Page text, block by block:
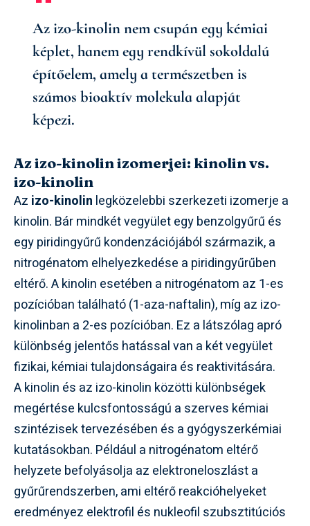
Az izo-kinolin nem csupán egy kémiai
képlet, hanem egy rendkívül sokoldalú
építőelem, amely a természetben is
számos bioaktív molekula alapját
képezi.
Az izo-kinolin izomerjei: kinolin vs.
izo-kinolin
Az izo-kinolin legközelebbi szerkezeti izomerje a
kinolin. Bár mindkét vegyület egy benzolgyűrű és
egy piridingyűrű kondenzációjából származik, a
nitrogénatom elhelyezkedése a piridingyűrűben
eltérő. A kinolin esetében a nitrogénatom az 1-es
pozícióban található (1-aza-naftalin), míg az izo-
kinolinban a 2-es pozícióban. Ez a látszólag apró
különbség jelentős hatással van a két vegyület
fizikai, kémiai tulajdonságaira és reaktivitására.
A kinolin és az izo-kinolin közötti különbségek
megértése kulcsfontosságú a szerves kémiai
szintézisek tervezésében és a gyógyszerkémiai
kutatásokban. Például a nitrogénatom eltérő
helyzete befolyásolja az elektroneloszlást a
gyűrűrendszerben, ami eltérő reakcióhelyeket
eredményez elektrofil és nukleofil szubsztitúciós